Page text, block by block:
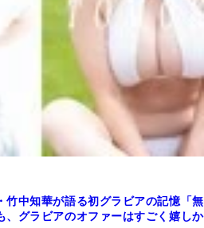
竹中知華が語る初グラビアの記憶「無
、グラビアのオファーはすごく嬉しか